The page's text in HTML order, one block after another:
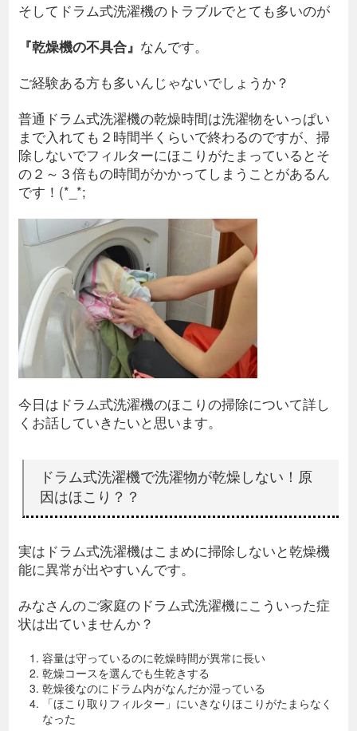
そしてドラム式洗濯機のトラブルでとても多いのが
『乾燥機の不具合』 なんです。
ご経験ある方も多いんじゃないでしょうか？
普通ドラム式洗濯機の乾燥時間は洗濯物をいっぱい
まで入れても２時間半くらいで終わるのですが、掃
除しないでフィルターにほこりがたまっているとそ
の２～３倍もの時間がかかってしまうことがあるん
です！(*_*;
今日はドラム式洗濯機のほこりの掃除について詳し
くお話していきたいと思います。
ドラム式洗濯機で洗濯物が乾燥しない！原
因はほこり？？
実はドラム式洗濯機はこまめに掃除しないと乾燥機
能に異常が出やすいんです。
みなさんのご家庭のドラム式洗濯機にこういった症
状は出ていませんか？
容量は守っているのに乾燥時間が異常に長い
乾燥コースを選んでも生乾きする
乾燥後なのにドラム内がなんだか湿っている
「ほこり取りフィルター」にいきなりほこりがたまらなく
なった